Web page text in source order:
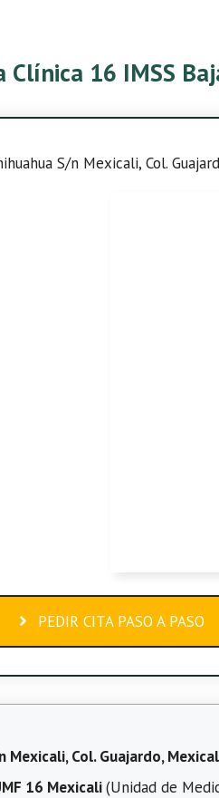
Clínica 16 IMSS
S/n Mexicali, Col.
PEDIR CITA PASO A PASO
Mexicali, Col. Guajardo,
16 Mexicali(Unidad de